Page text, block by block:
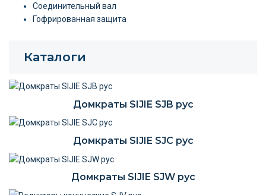
Соединительный вал
Гофрированная защита
Каталоги
Домкраты SIJIE SJB рус
Домкраты SIJIE SJC рус
Домкраты SIJIE SJW рус